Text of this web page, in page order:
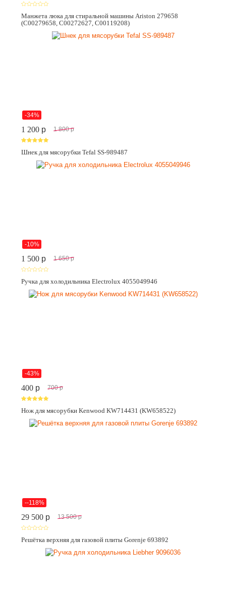
Манжета люка для стиральной машины Ariston 279658
(C00279658, C00272627, C00119208)
-34%
1 200 p 1 800 p
Шнек для мясорубки Tefal SS-989487
-10%
1 500 p 1 650 p
Ручка для холодильника Electrolux 4055049946
-43%
400 p 700 p
Нож для мясорубки Kenwood KW714431 (KW658522)
--118%
29 500 p 13 500 p
Решётка верхняя для газовой плиты Gorenje 693892